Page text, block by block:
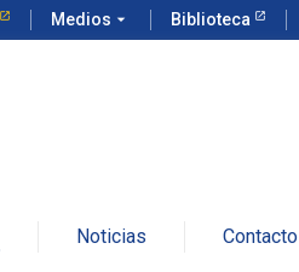
Medios arrow_drop_down Biblioteca
Noticias Contacto